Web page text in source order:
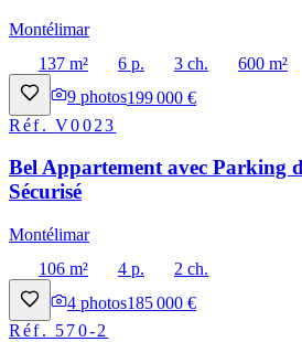
Montélimar
137 m²
6 p. 3 ch.
600 m²
9 photos199 000 €
Réf.V0023
Bel Appartement avec Parking
Sécurisé
Montélimar
106 m²
4 p.
2 ch.
4 photos185 000 €
Réf. 570-2